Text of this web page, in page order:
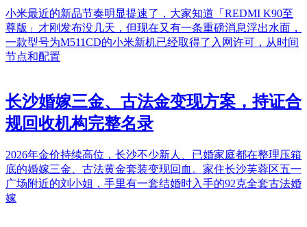
小米最近的新品节奏明显提速了，大家知道「REDMI K90至
尊版」才刚发布没几天，但现在又有一条重磅消息浮出水面，
一款型号为M511CD的小米新机已经取得了入网许可，从时间
节点和配置
长沙婚嫁三金、古法金变现方案，持证合
规回收机构完整名录
2026年金价持续高位，长沙不少新人、已婚家庭都在整理压箱
底的婚嫁三金、古法黄金套装变现回血。家住长沙芙蓉区五一
广场附近的刘小姐，手里有一套结婚时入手的92克全套古法婚
嫁